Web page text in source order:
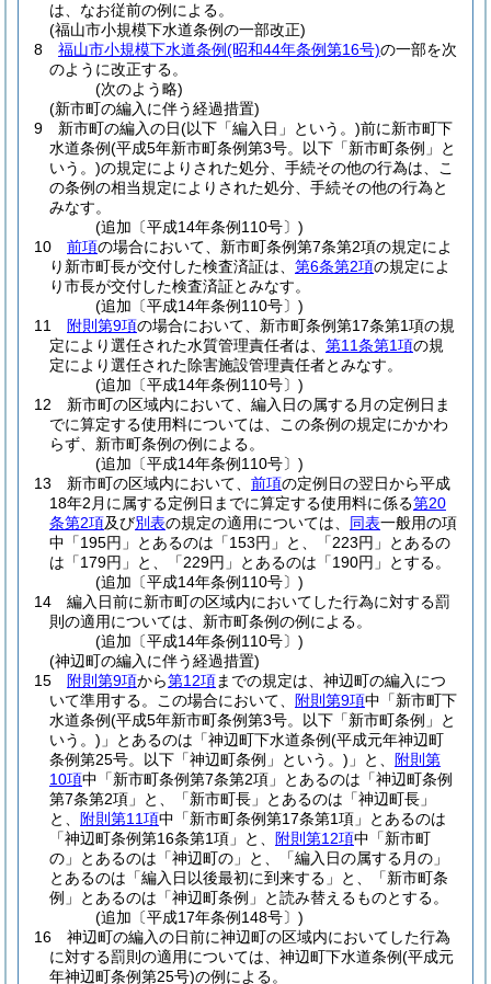
は、なお従前の例による。
(福山市小規模下水道条例の一部改正)
8
福山市小規模下水道条例(昭和44年条例第16号)の一部を次
のように改正する。
(次のよう略)
(新市町の編入に伴う経過措置)
9
新市町の編入の日(以下「編入日」という。)前に新市町下
水道条例(平成5年新市町条例第3号。以下「新市町条例」と
いう。)の規定によりされた処分、手続その他の行為は、こ
の条例の相当規定によりされた処分、手続その他の行為と
みなす。
(追加〔平成14年条例110号〕)
10
前項の場合において、新市町条例第7条第2項の規定によ
り新市町長が交付した検査済証は、 第6条第2項の規定によ
り市長が交付した検査済証とみなす。
(追加〔平成14年条例110号〕)
11
附則第9項の場合において、新市町条例第17条第1項の規
定により選任された水質管理責任者は、 第11条第1項の規
定により選任された除害施設管理責任者とみなす。
(追加〔平成14年条例110号〕)
12
新市町の区域内において、編入日の属する月の定例日ま
でに算定する使用料については、この条例の規定にかかわ
らず、新市町条例の例による。
(追加〔平成14年条例110号〕)
13
新市町の区域内において、 前項の定例日の翌日から平成
18年2月に属する定例日までに算定する使用料に係る第20
条第2項及び別表の規定の適用については、 同表一般用の項
中「195円」とあるのは「153円」と、「223円」とあるの
は「179円」と、「229円」とあるのは「190円」とする。
(追加〔平成14年条例110号〕)
14
編入日前に新市町の区域内においてした行為に対する罰
則の適用については、新市町条例の例による。
(追加〔平成14年条例110号〕)
(神辺町の編入に伴う経過措置)
15
附則第9項から第12項までの規定は、神辺町の編入につ
いて準用する。
この場合において、 附則第9項中「新市町下
水道条例(平成5年新市町条例第3号。以下「新市町条例」と
いう。) 」とあるのは「神辺町下水道条例(平成元年神辺町
条例第25号。以下「神辺町条例」という。) 」と、
附則第
10項中「新市町条例第7条第2項」とあるのは「神辺町条例
第7条第2項」と、「新市町長」とあるのは「神辺町長」
と、
附則第11項中「新市町条例第17条第1項」とあるのは
「神辺町条例第16条第1項」と、
附則第12項中「新市町
の」とあるのは「神辺町の」と、「編入日の属する月の」
とあるのは「編入日以後最初に到来する」と、「新市町条
例」とあるのは「神辺町条例」と読み替えるものとする。
(追加〔平成17年条例148号〕)
16
神辺町の編入の日前に神辺町の区域内においてした行為
に対する罰則の適用については、神辺町下水道条例(平成元
年神辺町条例第25号)の例による。